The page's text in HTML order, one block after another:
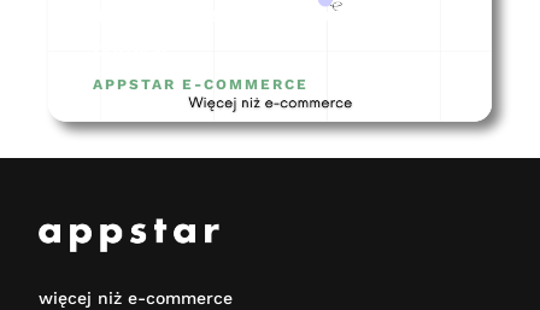
internetowego – czy to dobry
APPSTAR E-COMMERCE
więcej niż e-commerce